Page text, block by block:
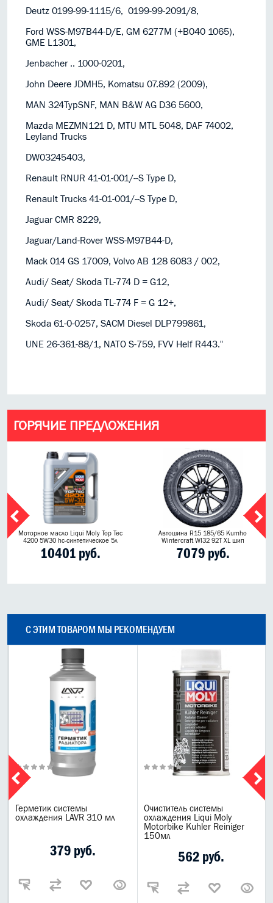
Deutz 0199-99-1115/6, 0199-99-2091/8,
Ford WSS-M97B44-D/E, GM 6277M (+B040 1065),
GME L1301,
Jenbacher .. 1000-0201,
John Deere JDMH5, Komatsu 07.892 (2009),
MAN 324TypSNF, MAN B&W AG D36 5600,
Mazda MEZMN121 D, MTU MTL 5048, DAF 74002,
Leyland Trucks
DW03245403,
Renault RNUR 41-01-001/--S Type D,
Renault Trucks 41-01-001/--S Type D,
Jaguar CMR 8229,
Jaguar/Land-Rover WSS-M97B44-D,
Mack 014 GS 17009, Volvo AB 128 6083 / 002,
Audi/ Seat/ Skoda TL-774 D = G12,
Audi/ Seat/ Skoda TL-774 F = G 12+,
Skoda 61-0-0257, SACM Diesel DLP799861,
UNE 26-361-88/1, NATO S-759, FVV Helf R443."
ГОРЯЧИЕ ПРЕДЛОЖЕНИЯ
Моторное масло Liqui Moly Top Tec
4200 5W30 hc-синтетическое 5л
10401 руб.
Автошина R15 185/65 Kumho
Wintercraft WI32 92T XL шип
7079 руб.
С ЭТИМ ТОВАРОМ МЫ РЕКОМЕНДУЕМ
Герметик системы
охлаждения LAVR 310 мл
379 руб.
Очиститель системы
охлаждения Liqui Moly
Motorbike Kuhler Reiniger
150мл
562 руб.